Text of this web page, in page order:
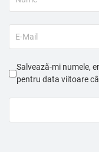
Salvează-mi numele,
pentru data viitoare